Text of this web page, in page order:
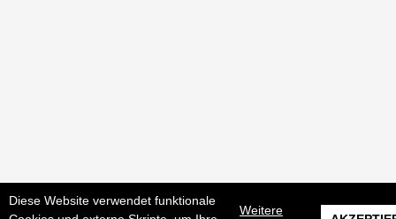
Diese Website verwendet funktionale
Weitere